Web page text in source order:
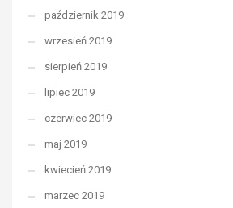
październik 2019
wrzesień 2019
sierpień 2019
lipiec 2019
czerwiec 2019
maj 2019
kwiecień 2019
marzec 2019